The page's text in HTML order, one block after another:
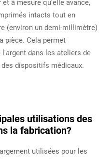
à mesure qu'elle avance,
intacts tout en
(environ un demi-millimètre)
pièce. Cela permet
dans les ateliers de
dispositifs médicaux.
utilisations des
la fabrication?
utilisées pour les